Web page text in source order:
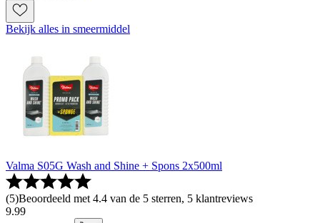
Bekijk alles in smeermiddel
Valma S05G Wash and Shine + Spons 2x500ml
(5)Beoordeeld met 4.4 van de 5 sterren, 5 klantreviews
9.99